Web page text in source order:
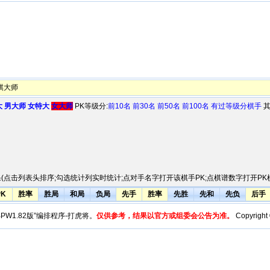
大师
男大师 女特大 女大师 PK等级分:前10名 前30名 前50名 前100名 有过等级分棋手
击列表头排序;勾选统计列实时统计;点对手名字打开该棋手PK;点棋谱数字打开PK
胜率 胜局 和局 负局 先手 胜率 先胜 先和 先负 后手
版”编排程序-打虎将。 仅供参考，结果以官方或组委会公告为准。